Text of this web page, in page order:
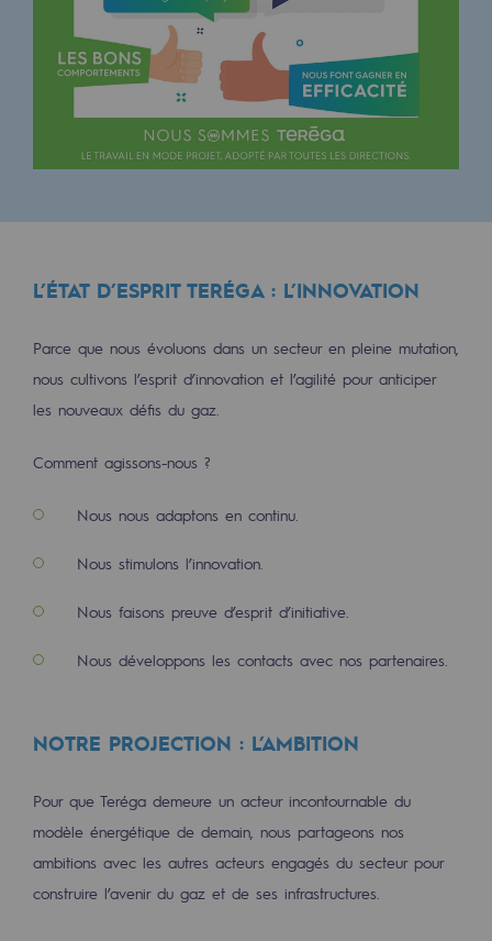
Engagements auprès des territoires
Social
Social
Notre investissement dans les
QVCT
Sécurité
Sécurité
Santé et sécurité au travail
Sécurité industrielle
Gouvernance responsable
Éthique et conformité
Achats responsables
Fonds de dotation
L’ÉTAT D’ESPRIT TERÉGA : L’INNOVATION
Parce que nous évoluons dans un secteur en pleine mutation,
nous cultivons l’esprit d’innovation et l’agilité pour anticiper
les nouveaux défis du gaz.
Comment agissons-nous ?
Nous nous adaptons en continu.
Nous stimulons l’innovation.
Nous faisons preuve d’esprit d’initiative.
Nous développons les contacts avec nos partenaires.
NOTRE PROJECTION : L’AMBITION
Pour que Teréga demeure un acteur incontournable du
modèle énergétique de demain, nous partageons nos
ambitions avec les autres acteurs engagés du secteur pour
construire l’avenir du gaz et de ses infrastructures.